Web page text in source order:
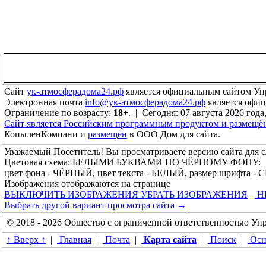
Сайт ук-атмосферадома24.рф является официальным сайтом
Электронная почта info@ук-атмосферадома24.рф является
Ограничение по возрасту: 18+. | Сегодня: 07 августа 2026
Сайт является Российским программным продуктом и
КопыленКомпани и размещён в ООО Дом для сайта.
Уважаемый Посетитель! Вы просматриваете версию сайта для
Цветовая схема: БЕЛЫМИ БУКВАМИ ПО ЧЁРНОМУ ФОНУ:
цвет фона - ЧЁРНЫЙ, цвет текста - БЕЛЫЙ, размер шрифта
Изображения отображаются на странице
ВЫКЛЮЧИТЬ ИЗОБРАЖЕНИЯ УБРАТЬ ИЗОБРАЖЕНИЯ
Выбрать другой вариант просмотра сайта →
© 2018 - 2026 Общество с ограниченной ответственностью
↑ Вверх ↑
| Главная | Почта | Карта сайта | Поиск |